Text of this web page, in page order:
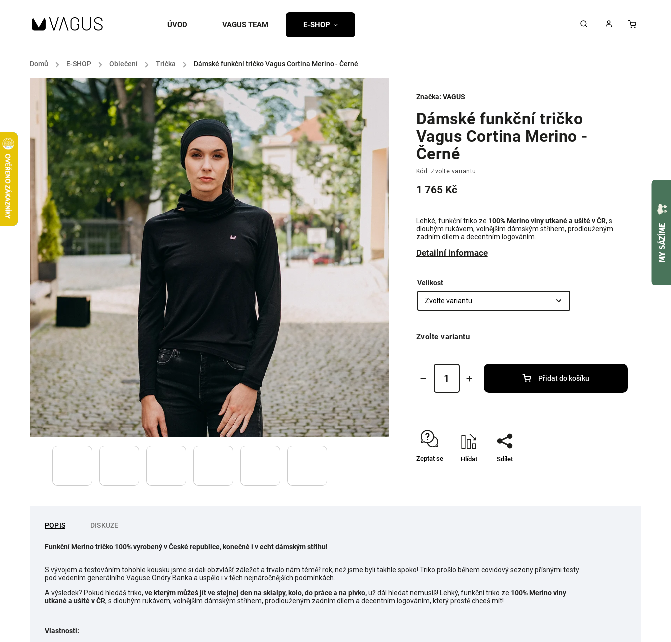
ÚVOD VAGUS TEAM E-SHOP
Domů / E-SHOP / Oblečení / Trička / Dámské funkční tričko Vagus Cortina Merino - Černé
Dámské funkční tričko
Vagus Cortina Merino -
Černé
Kód: Zvolte variantu
1 765 Kč
Lehké, funkční triko ze 100% Merino vlny utkané a ušité v ČR, s
dlouhým rukávem, volnějším dámským střihem, prodlouženým
zadním dílem a decentním logováním.
Detailní informace
Značka: VAGUS
Velikost
Zvolte variantu
Přidat do košíku
Zeptat se Hlídat Sdílet
POPIS DISKUZE
Funkční Merino tričko 100% vyrobený v České republice, konečně i v echt dámským střihu!
S vývojem a testováním tohohle kousku jsme si dali obzvlášť záležet a trvalo nám téměř rok, než jsme byli takhle spoko! Triko prošlo během covidový sezony přísnými testy
pod vedením generálního Vaguse Ondry Banka a uspělo i v těch nejnáročnějších podmínkách.
A výsledek? Pokud hledáš triko, ve kterým můžeš jít ve stejnej den na skialpy, kolo, do práce a na pivko,už dál hledat nemusíš! Lehký, funkční triko ze 100% Merino vlny
utkané a ušité v ČR, s dlouhým rukávem, volnějším dámským střihem, prodlouženým zadním dílem a decentním logováním, který prostě chceš mít!
Vlastnosti:
MY SÁZÍME